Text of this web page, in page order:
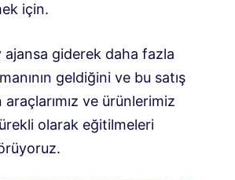
için.
ajansa giderek daha fazla
geldiğini ve bu satış
araçlarımız ve ürünlerimiz
olarak eğitilmeleri